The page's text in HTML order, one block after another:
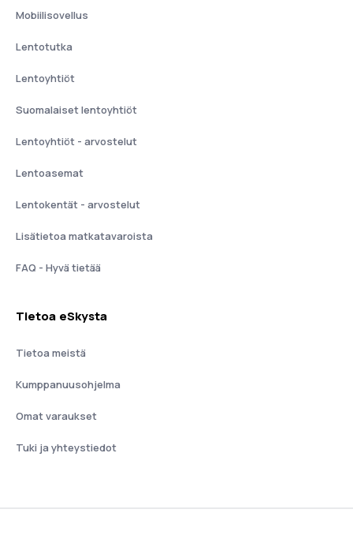
Mobiilisovellus
Lentotutka
Lentoyhtiöt
Suomalaiset lentoyhtiöt
Lentoyhtiöt - arvostelut
Lentoasemat
Lentokentät - arvostelut
Lisätietoa matkatavaroista
FAQ - Hyvä tietää
Tietoa eSkysta
Tietoa meistä
Kumppanuusohjelma
Omat varaukset
Tuki ja yhteystiedot